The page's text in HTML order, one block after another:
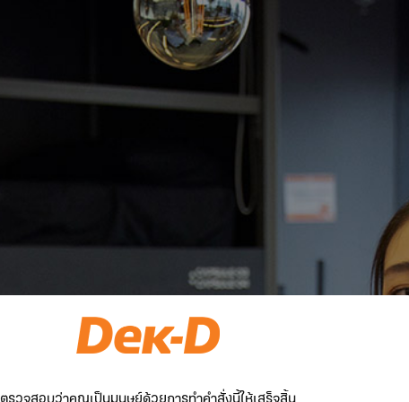
ตรวจสอบว่าคุณเป็นมนุษย์ด้วยการทำคำสั่งนี้ให้เสร็จสิ้น